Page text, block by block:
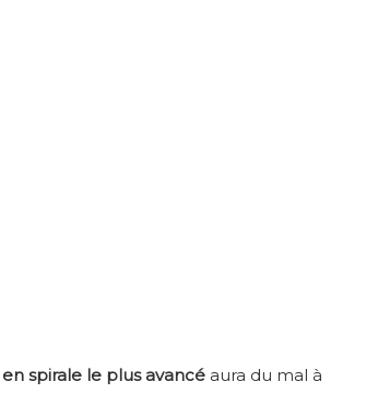
spirale le plus avancé aura du mal à